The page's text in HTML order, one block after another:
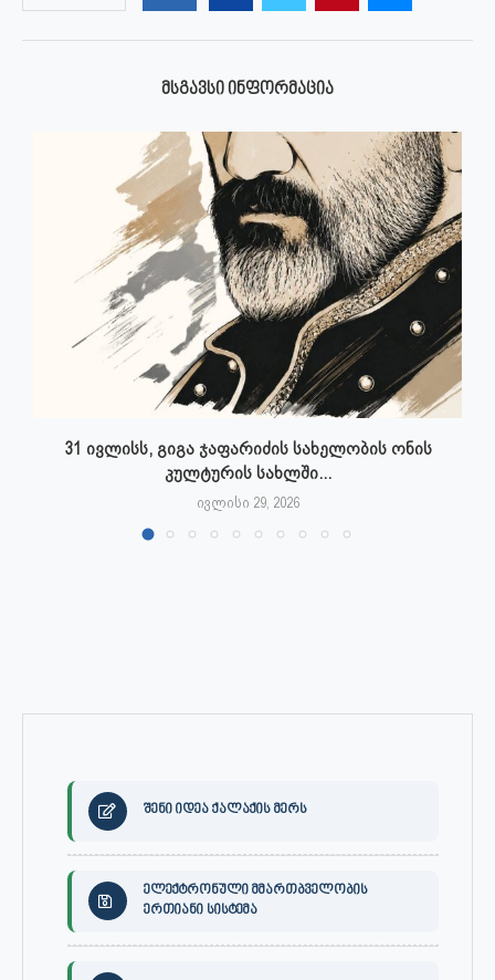
ᲛᲡᲒᲐᲕᲡᲘ ᲘᲜᲤᲝᲠᲛᲐᲪᲘᲐ
31 ივლისს, გიგა ჯაფარიძის სახელობის ონის
კულტურის სახლში...
ივლისი 29, 2026
შენი იდეა ქალაქის მერს
ელექტრონული მმართბველობის
ერთიანი სისტემა